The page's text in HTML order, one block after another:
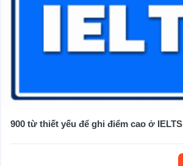
900 từ thiết yếu để ghi điểm cao ở IELTS